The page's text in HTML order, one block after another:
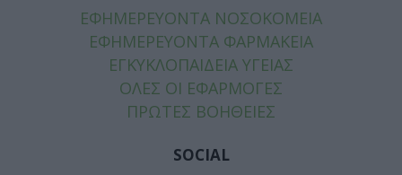
ΕΦΗΜΕΡΕΥΟΝΤΑ ΝΟΣΟΚΟΜΕΙΑ
ΕΦΗΜΕΡΕΥΟΝΤΑ ΦΑΡΜΑΚΕΙΑ
ΕΓΚΥΚΛΟΠΑΙΔΕΙΑ ΥΓΕΙΑΣ
ΟΛΕΣ ΟΙ ΕΦΑΡΜΟΓΕΣ
ΠΡΩΤΕΣ ΒΟΗΘΕΙΕΣ
SOCIAL